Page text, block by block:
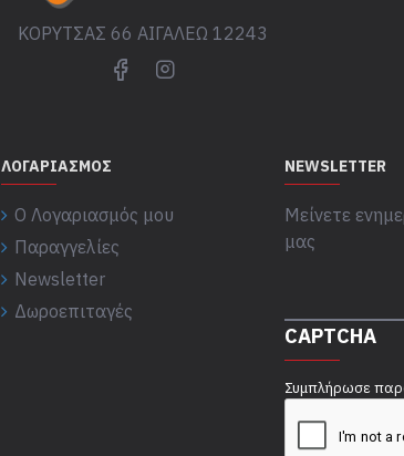
ΚΟΡΥΤΣΑΣ 66 ΑΙΓΑΛΕΩ 12243
ΛΟΓΑΡΙΑΣΜΌΣ
Ο Λογαριασμός μου
Παραγγελίες
Newsletter
Δωροεπιταγές
NEWSLETTER
Μείνετε
μας
CAPTCHA
Συμπλήρωσε